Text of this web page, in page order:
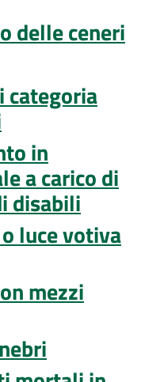
delle ceneri
categoria
in
a carico di
disabili
luce votiva
mezzi